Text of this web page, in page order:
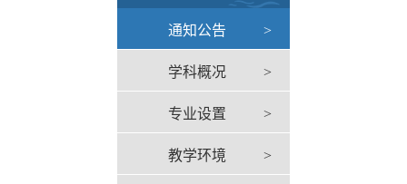
通知公告 >
学科概况 >
专业设置 >
教学环境 >